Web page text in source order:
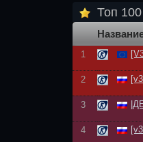
Топ
1
2
3
4